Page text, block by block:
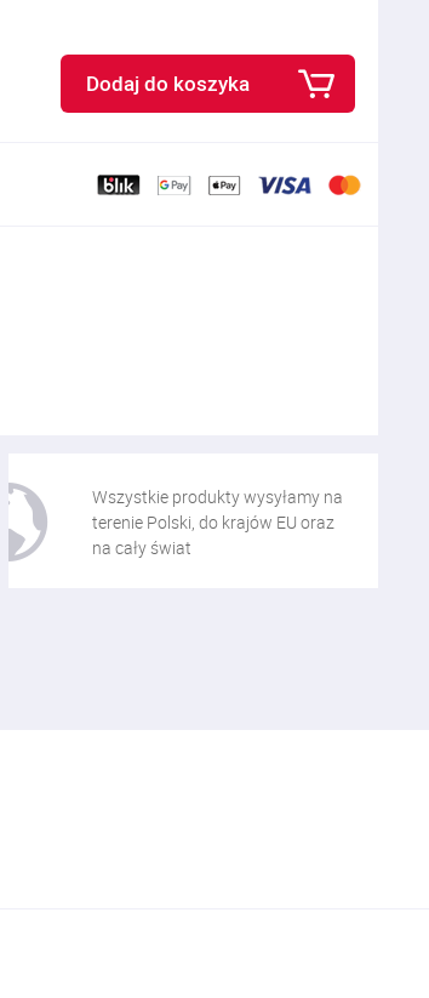
Dodaj do koszyka
Wszystkie produkty wysyłamy na
terenie Polski, do krajów EU oraz
na cały świat